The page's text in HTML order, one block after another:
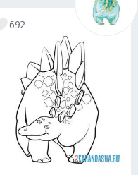
692